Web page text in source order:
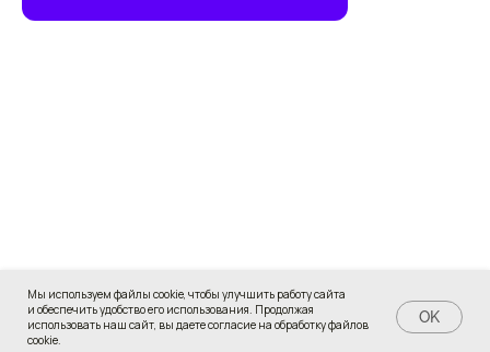
Мы используем файлы cookie, чтобы улучшить работу сайта
и обеспечить удобство его использования. Продолжая
использовать наш сайт, вы даете согласие на обработку файлов
cookie.
OK
Задать вопрос